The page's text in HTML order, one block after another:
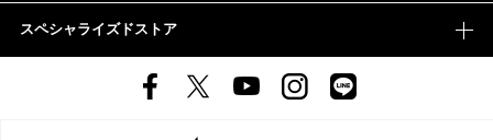
スペシャライズドストア